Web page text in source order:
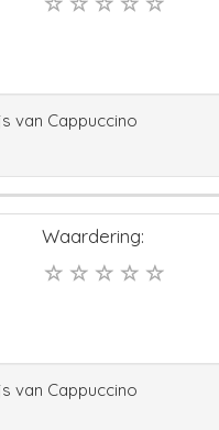
van Cappuccino
Waardering:
van Cappuccino